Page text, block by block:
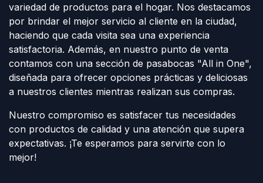
variedad de productos para el hogar. Nos destacamos
por brindar el mejor servicio al cliente en la ciudad,
haciendo que cada visita sea una experiencia
satisfactoria. Además, en nuestro punto de venta
contamos con una sección de pasabocas "All in One",
diseñada para ofrecer opciones prácticas y deliciosas
a nuestros clientes mientras realizan sus compras.
Nuestro compromiso es satisfacer tus necesidades
con productos de calidad y una atención que supera
expectativas. ¡Te esperamos para servirte con lo
mejor!